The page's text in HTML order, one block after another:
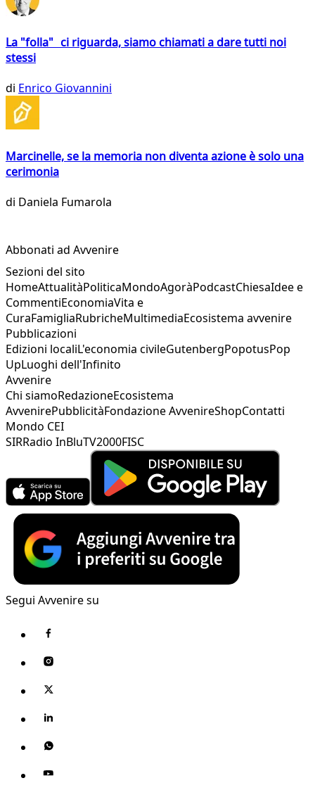
La "folla" ci riguarda, siamo chiamati a dare tutti noi
stessi
di Enrico Giovannini
Marcinelle, se la memoria non diventa azione è solo una
cerimonia
di Daniela Fumarola
Abbonati ad Avvenire
Sezioni del sito
HomeAttualitàPoliticaMondoAgoràPodcastChiesaIdee e
CommentiEconomiaVita e
CuraFamigliaRubricheMultimediaEcosistema avvenire
Pubblicazioni
Edizioni localiL'economia civileGutenbergPopotusPop
UpLuoghi dell'Infinito
Avvenire
Chi siamoRedazioneEcosistema
AvvenirePubblicitàFondazione AvvenireShopContatti
Mondo CEI
SIRRadio InBluTV2000FISC
Segui Avvenire su